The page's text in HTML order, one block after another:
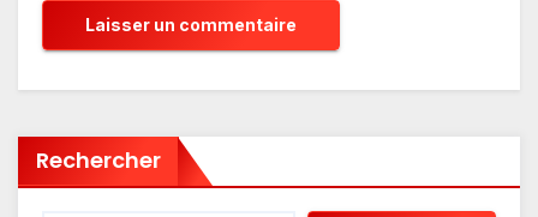
Rechercher